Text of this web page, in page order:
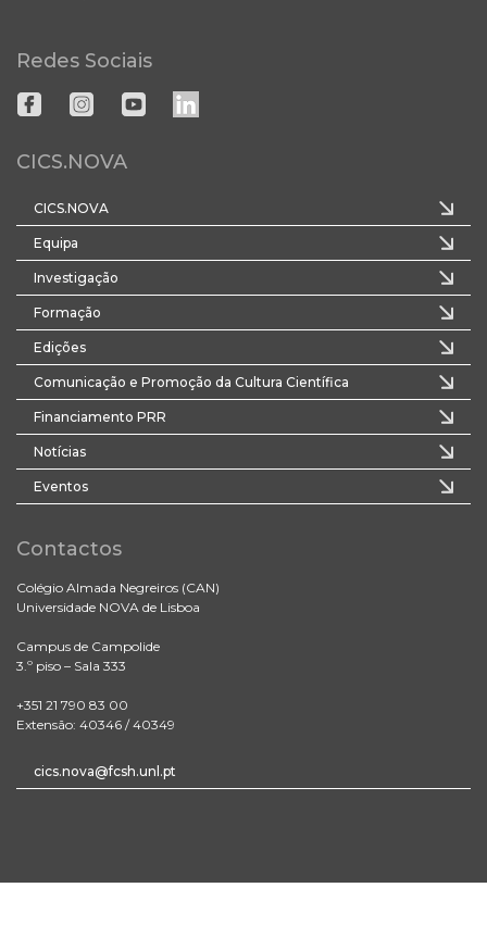
Redes Sociais
CICS.NOVA
CICS.NOVA
Equipa
Investigação
Formação
Edições
Comunicação e Promoção da Cultura Científica
Financiamento PRR
Notícias
Eventos
Contactos
Colégio Almada Negreiros (CAN)
Universidade NOVA de Lisboa
Campus de Campolide
3.º piso – Sala 333
+351 21 790 83 00
Extensão: 40346 / 40349
cics.nova@fcsh.unl.pt